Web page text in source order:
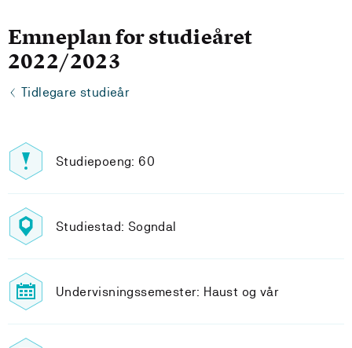
Emneplan for studieåret
2022/2023
Tidlegare studieår
Studiepoeng: 60
Studiestad: Sogndal
Undervisningssemester: Haust og vår